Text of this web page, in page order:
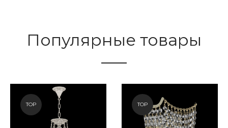
Популярные товары
TOP TOP